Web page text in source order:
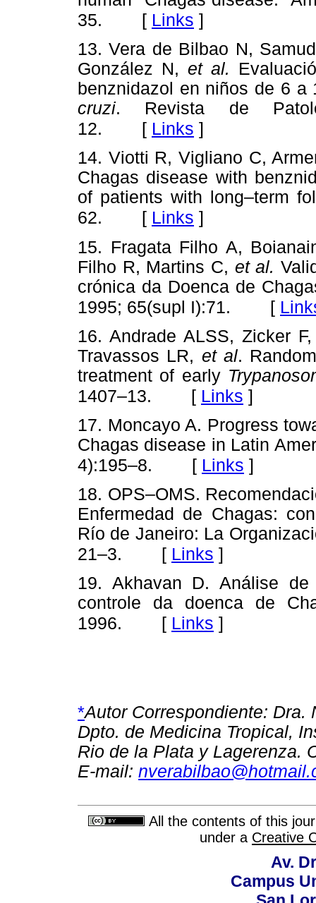
35. [ Links ]
13. Vera de Bilbao N,
González N,et al.
benznidazol en niños de 6
cruzi. Revista de
12. [ Links ]
14. Viotti R, Vigliano C,
Chagas disease with
of patients with long–term
62. [ Links ]
15. Fragata Filho A,
Filho R, Martins C, et al.
crónica da Doenca de
1995; 65(supl I):71. [
16. Andrade ALSS, Zicker
Travassos LR, et al.
treatment of early
1407–13. [ Links ]
17. Moncayo A. Progress
Chagas disease in Latin
4):195–8. [ Links ]
18. OPS–OMS.
Enfermedad de Chagas:
Río de Janeiro: La
21–3. [ Links ]
19. Akhavan D. Análise de
controle da doenca de
1996. [ Links ]
*Autor Correspondiente: Dra.
Dpto. de Medicina Tropical,
Rio de la Plata y Lagerenza.
E-mail:
All the contents of this
under a Creative
Av.
Campus